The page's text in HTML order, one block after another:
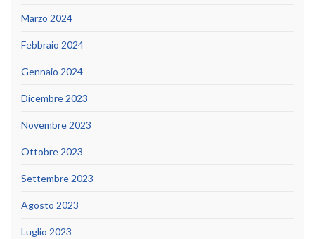
Marzo 2024
Febbraio 2024
Gennaio 2024
Dicembre 2023
Novembre 2023
Ottobre 2023
Settembre 2023
Agosto 2023
Luglio 2023